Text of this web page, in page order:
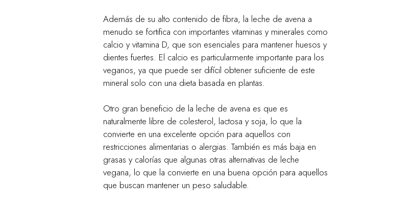
Además de su alto contenido de fibra, la leche de avena a
menudo se fortifica con importantes vitaminas y minerales como
calcio y vitamina D, que son esenciales para mantener huesos y
dientes fuertes. El calcio es particularmente importante para los
veganos, ya que puede ser difícil obtener suficiente de este
mineral solo con una dieta basada en plantas.
Otro gran beneficio de la leche de avena es que es
naturalmente libre de colesterol, lactosa y soja, lo que la
convierte en una excelente opción para aquellos con
restricciones alimentarias o alergias. También es más baja en
grasas y calorías que algunas otras alternativas de leche
vegana, lo que la convierte en una buena opción para aquellos
que buscan mantener un peso saludable.